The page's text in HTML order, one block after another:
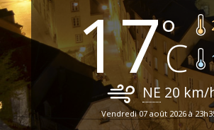
17
NE 20 km/
Vendredi 07 août 2026 à